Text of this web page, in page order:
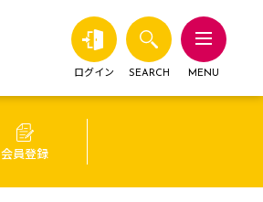
MENU
SEARCH
ログイン
会員登録